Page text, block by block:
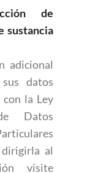
de
sustancia
adicional
datos
la Ley
Datos
al
visite